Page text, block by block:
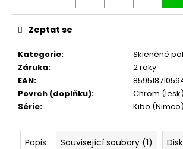
Kategorie:
Skleněné
Záruka:
2 roky
EAN:
Povrch (doplňku):
Chrom (lesk)
Série: Kibo (Nimco)
Zeptat se
Popis Související soubory (1)